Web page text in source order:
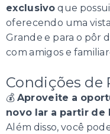
exclusivo que
oferecendo uma
Grande e para o pôr
com amigos e
Condições de
💰 Aproveite a
novo lar a partir de
Além disso, você